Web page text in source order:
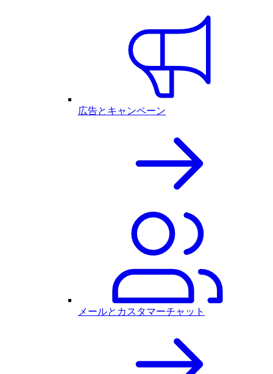
広告とキャンペーン
メールとカスタマーチャット